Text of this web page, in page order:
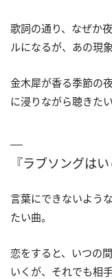
歌詞の通り、なぜか
ルになるが、あの現
金木犀が香る季節の
に浸りながら聴きたい
『ラブソングは
言葉にできないよう
たい曲。
恋をすると、いつの
いくが、それでも相